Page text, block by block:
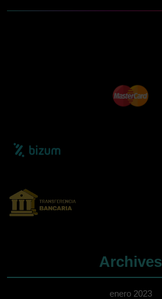
Archives
enero 2023